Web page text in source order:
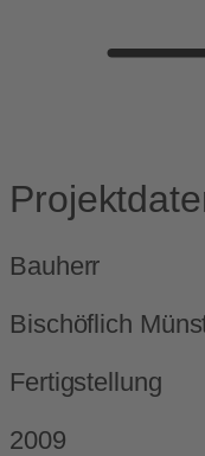
Bauherr
Bischöflich
Fertigstellung
2009